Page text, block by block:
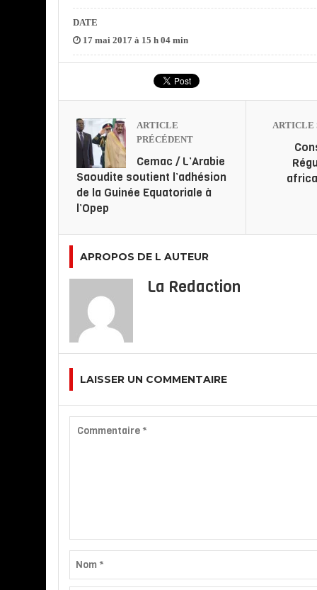
DATE
17 mai 2017 à 15 h 04 min
ARTICLE
PRÉCÉDENT
Cemac / L’Arabie
Saoudite soutient l’adhésion
de la Guinée Equatoriale à
l’Opep
ARTICLE
APROPOS DE L AUTEUR
La Redaction
LAISSER UN COMMENTAIRE